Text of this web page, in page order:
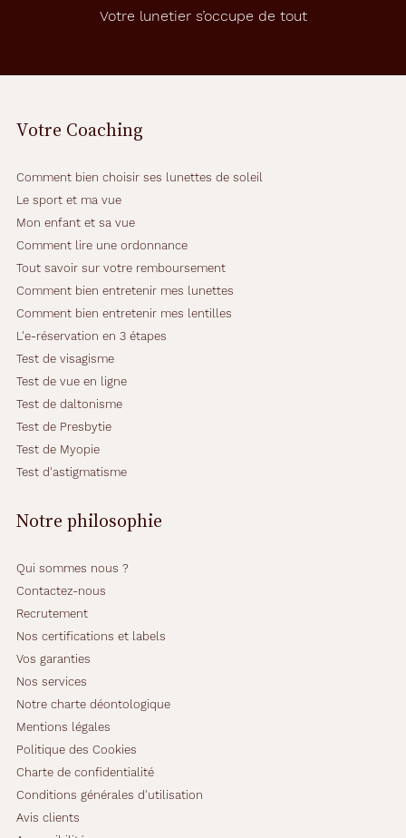
B
y
e
.
L
r
m
o
u
r
e
n
t
e
m
t
a
l
n
i
r
h
a
i
l
l
e
Votre lunetier s’occupe de tout
Votre Coaching
Comment bien choisir ses lunettes de soleil
Le sport et ma vue
Mon enfant et sa vue
Comment lire une ordonnance
Tout savoir sur votre remboursement
Comment bien entretenir mes lunettes
Comment bien entretenir mes lentilles
L'e-réservation en 3 étapes
Test de visagisme
Test de vue en ligne
Test de daltonisme
Test de Presbytie
Test de Myopie
Test d'astigmatisme
Notre philosophie
Qui sommes nous ?
Contactez-nous
Recrutement
Nos certifications et labels
Vos garanties
Nos services
Notre charte déontologique
Mentions légales
Politique des Cookies
Charte de confidentialité
Conditions générales d'utilisation
Avis clients